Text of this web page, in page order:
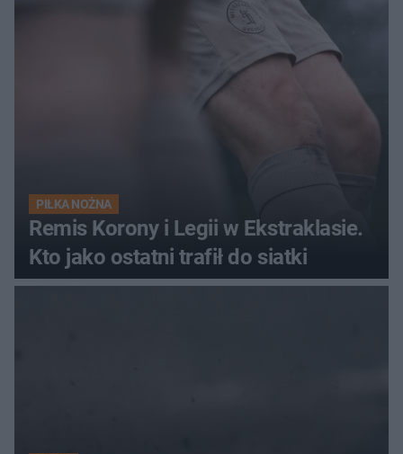
PIŁKA NOŻNA
Remis Korony i Legii w Ekstraklasie.
Kto jako ostatni trafił do siatki